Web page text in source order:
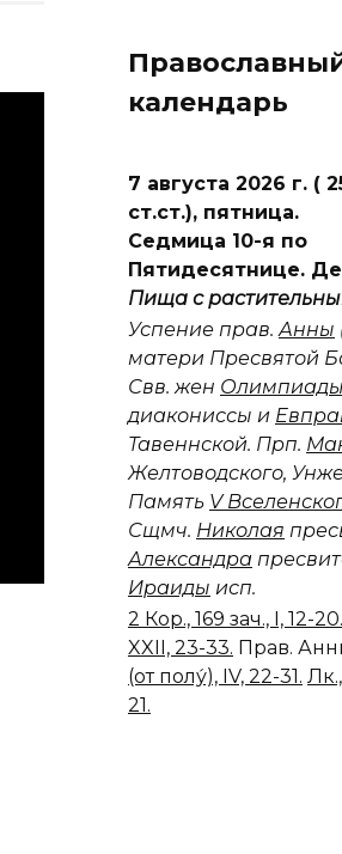
календарь
7 августа 2026 г. (
ст.ст.), пятница.
Седмица 10-я по
Пятидесятнице.
Пища с
Успение прав.Анны
матери Пресвятой
Свв. жен Олимпиады
диакониссы и
Тавеннской. Прп.
Желтоводского,
Память V
Сщмч. Николая
Александра
Ираиды исп.
2 Кор., 169 зач., I, 12-20.
XXII, 23-33. Прав.
(от полу́), IV, 22-31.
21.